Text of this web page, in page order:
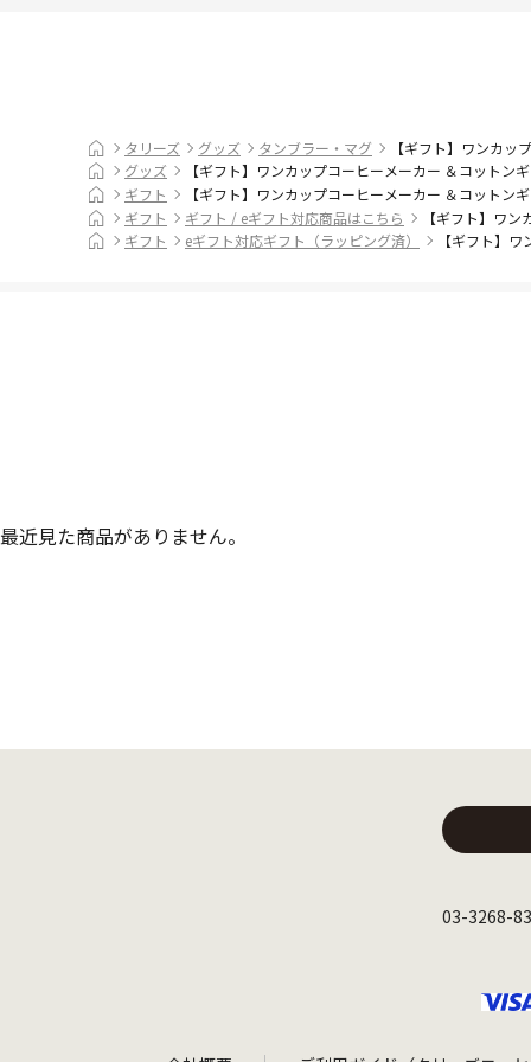
タリーズ グッズ タンブラー・マグ
【ギフト】ワンカッ
グッズ
【ギフト】ワンカップコーヒーメーカー ＆コットン
ギフト
【ギフト】ワンカップコーヒーメーカー ＆コットン
ギフト
ギフト / eギフト対応商品はこちら
【ギフト】ワ
ギフト
eギフト対応ギフト（ラッピング済） 【ギフト】
最近見た商品がありません。
03-3268-